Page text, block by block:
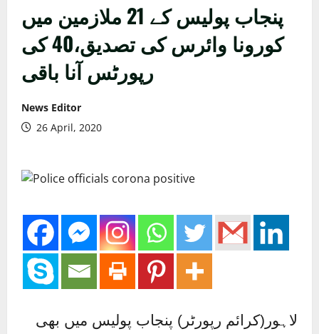
پنجاب پولیس کے 21 ملازمین میں
کورونا وائرس کی تصدیق،40 کی
رپورٹس آنا باقی
News Editor
26 April, 2020
لاہور(کرائم رپورٹر) پنجاب پولیس میں بھی